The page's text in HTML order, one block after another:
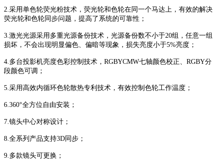
2.采用单色轮荧光粉技术，荧光轮和色轮在同一个马达上，有效的解决
荧光轮和色轮同步问题，提高了系统的可靠性；
3.激光光源采用多重光源备份技术，光源备份数不小于20组，任意一组
损坏，不会出现明显偏色、偏暗等现象，损失亮度小于5%亮度；
4.多台投影机亮度色彩控制技术，RGBYCMW七轴颜色校正、RGBY分
段颜色可调；
5.采用高效内循环色轮散热专利技术，有效控制色轮工作温度；
6.360°全方位自由安装；
7.镜头中心对称设计；
8.全系列产品支持3D同步；
9.多款镜头可更换；